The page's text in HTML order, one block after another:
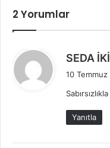
2 Yorumlar
SEDA
10
Yanıtla